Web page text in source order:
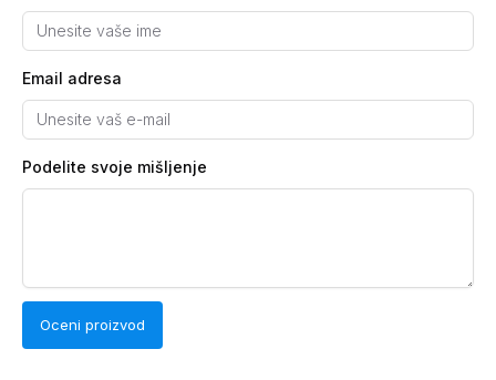
Email adresa
Podelite svoje mišljenje
Oceni proizvod